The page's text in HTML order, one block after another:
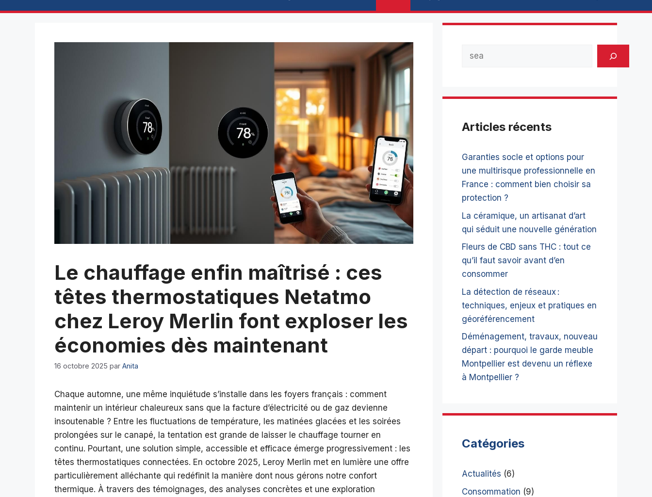
Le chauffage enfin maîtrisé : ces
têtes thermostatiques Netatmo
chez Leroy Merlin font exploser les
économies dès maintenant
16 octobre 2025 par Anita
Chaque automne, une même inquiétude s’installe dans les foyers français : comment
maintenir un intérieur chaleureux sans que la facture d’électricité ou de gaz devienne
insoutenable ? Entre les fluctuations de température, les matinées glacées et les soirées
prolongées sur le canapé, la tentation est grande de laisser le chauffage tourner en
continu. Pourtant, une solution simple, accessible et efficace émerge progressivement : les
têtes thermostatiques connectées. En octobre 2025, Leroy Merlin met en lumière une offre
particulièrement alléchante qui redéfinit la manière dont nous gérons notre confort
thermique. À travers des témoignages, des analyses concrètes et une exploration
Articles récents
Garanties socle et options pour
une multirisque professionnelle en
France : comment bien choisir sa
protection ?
La céramique, un artisanat d’art
qui séduit une nouvelle génération
Fleurs de CBD sans THC : tout ce
qu’il faut savoir avant d’en
consommer
La détection de réseaux :
techniques, enjeux et pratiques en
géoréférencement
Déménagement, travaux, nouveau
départ : pourquoi le garde meuble
Montpellier est devenu un réflexe
à Montpellier ?
Catégories
Actualités (6)
Consommation (9)